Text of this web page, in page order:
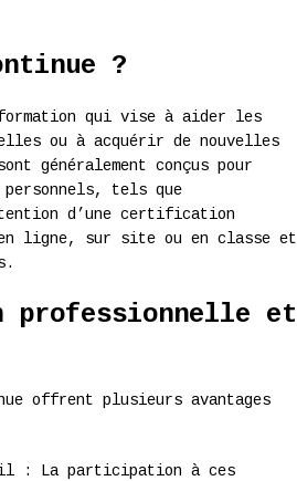
?
formation qui vise à aider les
ou à acquérir de nouvelles
généralement conçus pour
tels que
d’une certification
en ligne, sur site ou en classe et
professionnelle et
offrent plusieurs avantages
: La participation à ces